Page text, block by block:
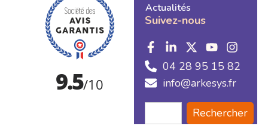
Actualités
Suivez-nous
04 28 95 15 82
info@arkesys.fr
Rechercher